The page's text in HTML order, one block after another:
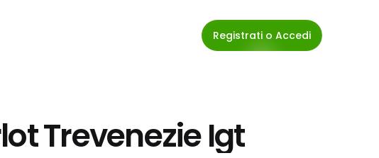
Registrati o Accedi
Trevenezie Igt